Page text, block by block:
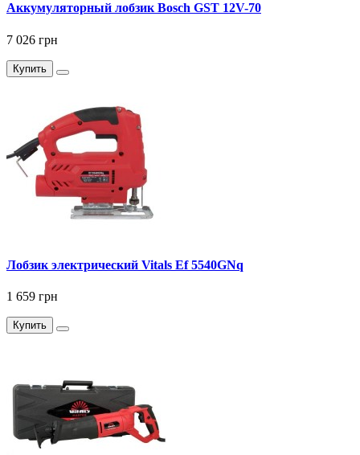
Аккумуляторный лобзик Bosch GST 12V-70
7 026 грн
Купить
Лобзик электрический Vitals Ef 5540GNq
1 659 грн
Купить